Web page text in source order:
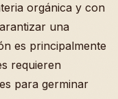
orgánica y con
una
es principalmente
requieren
para germinar